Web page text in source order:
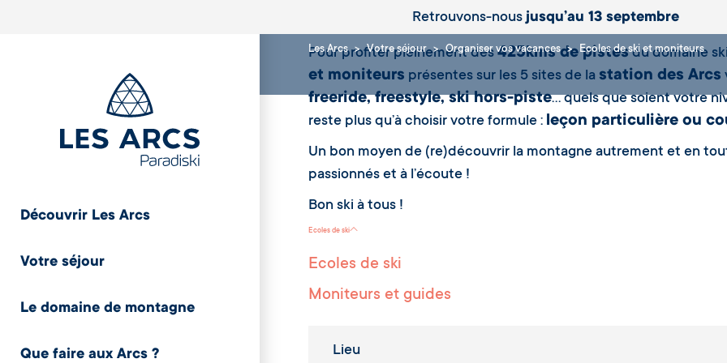
Retrouvons-nousjusqu’au 13 septembre
Découvrir Les Arcs
Votre séjour
Le domaine de montagne
Que faire aux Arcs ?
Les Arcs Votre séjour Organiser vos vacances Ecoles de ski et moniteurs
Pour profiter pleinement des425kms de pistesdu domaine
et moniteurs présentes sur les 5 sites de la station des Arcs
freeride, freestyle, ski hors-piste… quels que soient votre
reste plus qu’à choisir votre formule : leçon particulière ou
Un bon moyen de (re)découvrir la montagne autrement et en
passionnés et à l’écoute !
Bon ski à tous !
Ecoles de ski
Ecoles de ski
Moniteurs et guides
Lieu